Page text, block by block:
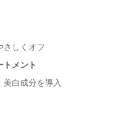
しくオフ
トメント
白成分を導入